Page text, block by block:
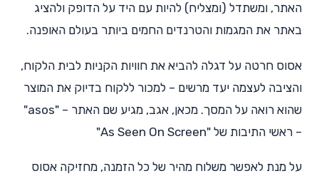
האתר, ומשתדל (ומצליח) להיות עם היד על הדופק ולהציג
באתר את המגמות והטרנדים החמים ביותר בעולם האופנה.
אסוס חרטה על דגלה להביא את חוויות הקניות לבית הלקוח,
והציבה לעצמה יעד מרשים – למכור ללקוח בדיוק את המוצר
שהוא רואה על המסך. מכאן, אגב, מגיע שם האתר – "asos"
– ראשי התיבות של "As Seen On Screen"
על מנת לאפשר משלוח מהיר של כל הזמנה, מחזיקה אסוס